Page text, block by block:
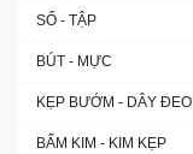
SỔ - TẬP
BÚT - MỰC
KẸP BƯỚM - DÂY ĐEO
BẤM KIM - KIM KẸP